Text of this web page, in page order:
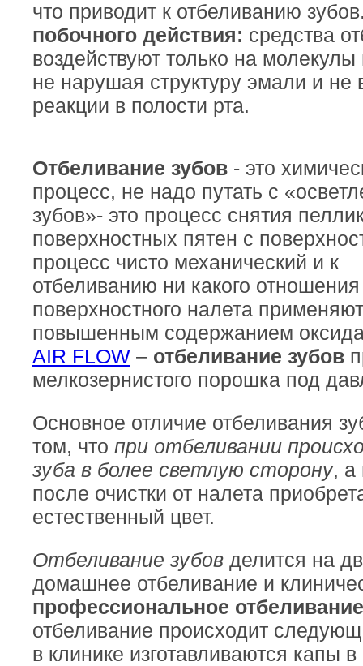
что приводит к отбеливанию
побочного действия: средства
воздействуют только на
не нарушая структуру эмали и
реакции в полости рта.
Отбеливание зубов - это
процесс, не надо путать с
зубов»- это процесс снятия
поверхностных пятен с
процесс чисто механический и к
отбеливанию ни какого
поверхностного налета
повышенным содержанием
AIR FLOW – отбеливание зубов
мелкозернистого порошка под
Основное отличие отбеливания
том, что при отбеливании
зуба в более светлую сторону, а
после очистки от налета
естественный цвет.
Отбеливание зубов делится на
домашнее отбеливание и
профессиональное
отбеливание происходит
в клинике изготавливаются капы